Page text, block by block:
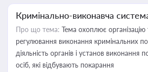
Кримінально-виконавча
Про що тема: Тема охоплює організацію
регулювання виконання кримінальних
діяльність органів і установ виконання
осіб, які відбувають покарання